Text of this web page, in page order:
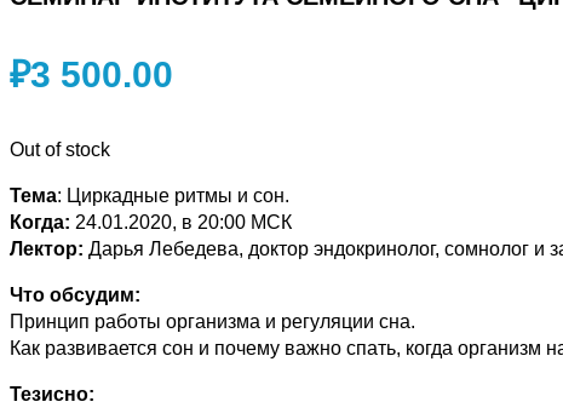
₽3 500.00
Out of stock
Тема: Циркадные ритмы и сон.
Когда: 24.01.2020, в 20:00 МСК
Лектор: Дарья Лебедева, доктор эндокринолог, сомнолог
Что обсудим:
Принцип работы организма и регуляции сна.
Как развивается сон и почему важно спать, когда организм
Тезисно: